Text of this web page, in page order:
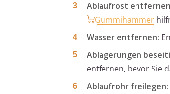
Ablaufrost
Gummihammer
Wasser entfernen:
Ablagerungen
entfernen, bevor Sie
Ablaufrohr freilegen: